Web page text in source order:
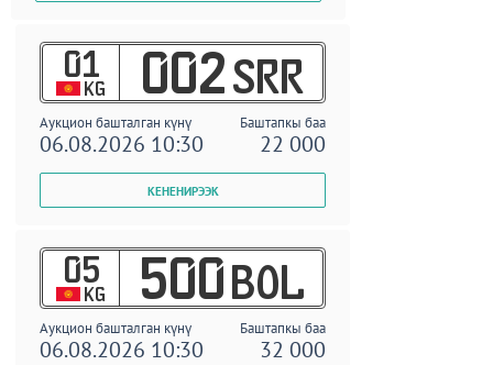
01
KG 002 SRR
Аукцион башталган күнү Баштапкы баа
06.08.2026 10:30 22 000
05
KG 500 BOL
Аукцион башталган күнү Баштапкы баа
06.08.2026 10:30 32 000